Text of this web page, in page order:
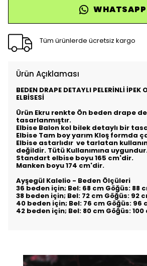
WHATSAPP
Tüm ürünlerde ücretsiz kargo
Ürün Açıklaması
BEDEN DRAPE DETAYLI PELERİNLİ İPEK
ELBİSESİ
Ürün Ekru renkte Ön beden drape
tasarlanmıştır.
Elbise Balon kol bilek detaylı bir
Elbise Tam boy yarım Kloş formda
Elbise astarlıdır ve tarlatan
değildir. Tütü Kullanımına
Standart elbise boyu 165 cm'dir.
Manken boyu 174 cm'dir.
Ayşegül Kalelio - Beden Ölçüleri
36 beden için; Bel: 68 cm Göğüs: 88
38 beden için; Bel: 72 cm Göğüs: 92
40 beden için; Bel: 76 cm Göğüs: 96
42 beden için; Bel: 80 cm Göğüs: 100